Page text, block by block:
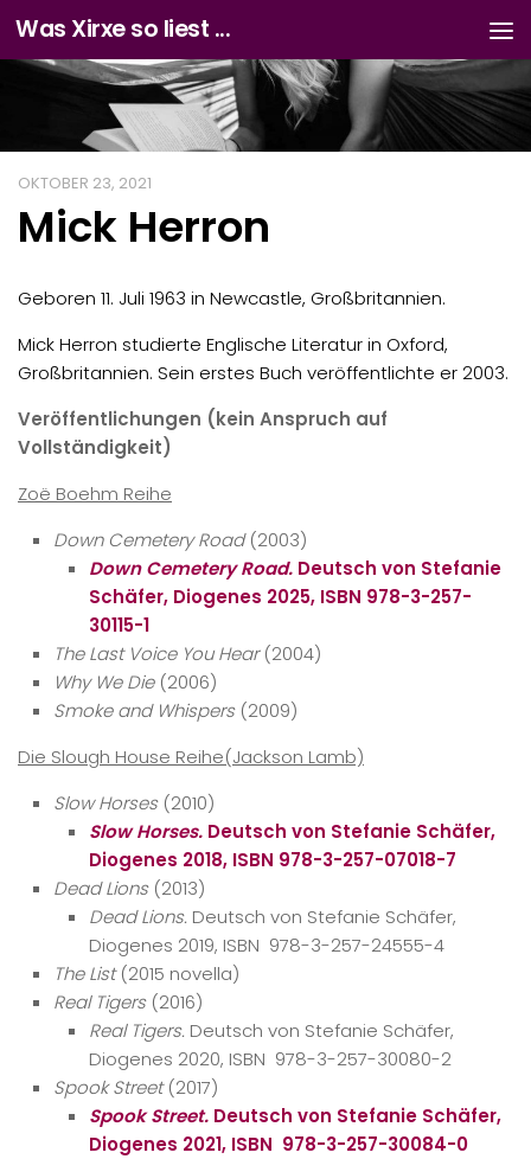
Zum Inhalt springen
Was Xirxe so liest ...
OKTOBER 23, 2021
Mick Herron
Geboren 11. Juli 1963 in Newcastle, Großbritannien.
Mick Herron studierte Englische Literatur in Oxford,
Großbritannien. Sein erstes Buch veröffentlichte er 2003.
Veröffentlichungen (kein Anspruch auf
Vollständigkeit)
Zoë Boehm Reihe
Down Cemetery Road(2003)
Down Cemetery Road. Deutsch von Stefanie
Schäfer, Diogenes 2025, ISBN 978-3-257-
30115-1
The Last Voice You Hear(2004)
Why We Die(2006)
Smoke and Whispers(2009)
Die Slough House Reihe(Jackson Lamb)
Slow Horses(2010)
Slow Horses. Deutsch von Stefanie Schäfer,
Diogenes 2018, ISBN 978-3-257-07018-7
Dead Lions(2013)
Dead Lions. Deutsch von Stefanie Schäfer,
Diogenes 2019, ISBN ‎ 978-3-257-24555-4
The List(2015 novella)
Real Tigers(2016)
Real Tigers. Deutsch von Stefanie Schäfer,
Diogenes 2020, ISBN ‎ 978-3-257-30080-2
Spook Street(2017)
Spook Street. Deutsch von Stefanie Schäfer,
Diogenes 2021, ISBN ‎ 978-3-257-30084-0